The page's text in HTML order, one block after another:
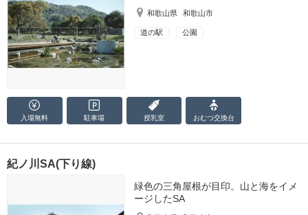
和歌山県 和歌山市
道の駅 公園
入場無料 駐車場 授乳室 おむつ交換台
紀ノ川SA(下り線)
緑色の三角屋根が目印。山と海をイメ
ージしたSA